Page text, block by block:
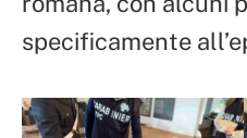
specificamente